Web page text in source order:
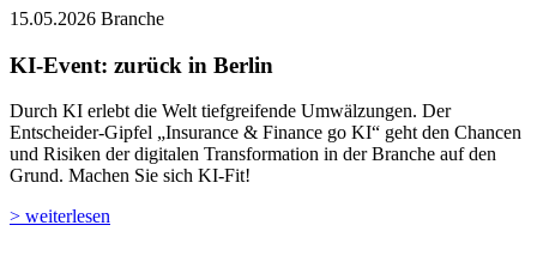
15.05.2026 Branche
KI-Event: zurück in Berlin
Durch KI erlebt die Welt tiefgreifende Umwälzungen. Der
Entscheider-Gipfel „Insurance & Finance go KI“ geht den Chancen
und Risiken der digitalen Transformation in der Branche auf den
Grund. Machen Sie sich KI-Fit!
> weiterlesen